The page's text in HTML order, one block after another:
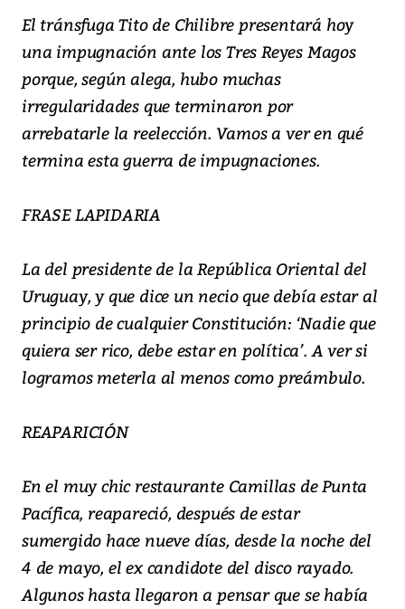
El tránsfuga Tito de Chilibre presentará hoy
una impugnación ante los Tres Reyes Magos
porque, según alega, hubo muchas
irregularidades que terminaron por
arrebatarle la reelección. Vamos a ver en qué
termina esta guerra de impugnaciones.
FRASE LAPIDARIA
La del presidente de la República Oriental del
Uruguay, y que dice un necio que debía estar al
principio de cualquier Constitución: ‘Nadie que
quiera ser rico, debe estar en política’. A ver si
logramos meterla al menos como preámbulo.
REAPARICIÓN
En el muy chic restaurante Camillas de Punta
Pacífica, reapareció, después de estar
sumergido hace nueve días, desde la noche del
4 de mayo, el ex candidote del disco rayado.
Algunos hasta llegaron a pensar que se había